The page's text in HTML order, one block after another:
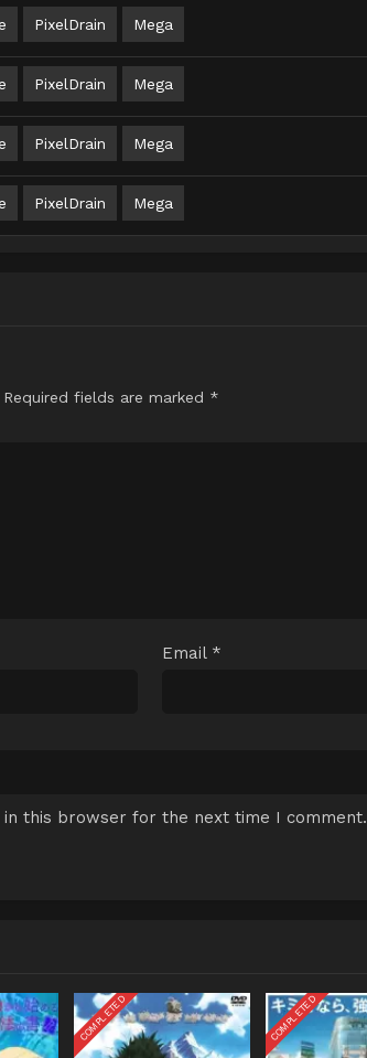
PixelDrain Mega
PixelDrain Mega
PixelDrain Mega
PixelDrain Mega
Required fields are marked *
Email *
in this browser for the next time I comment.
COMPLETED COMPLETED